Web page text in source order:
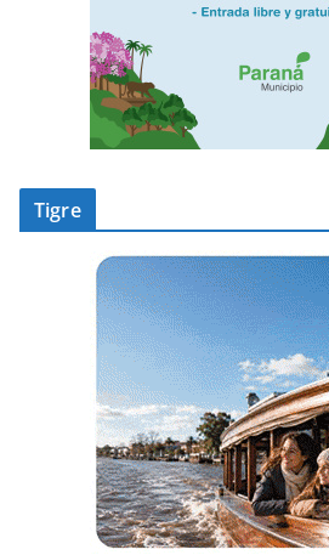
Tigre